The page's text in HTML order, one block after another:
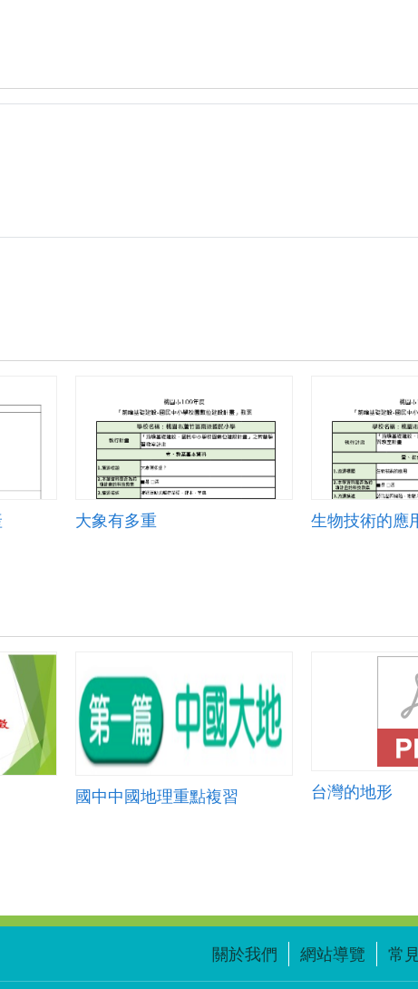
大象有多重 生物技術的應
國中中國地理重點複習 台灣的地形
關於我們 網站導覽 常